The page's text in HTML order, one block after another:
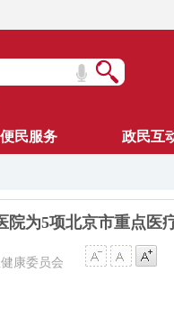
便民服务 政民互
为5项北京市重点医
康委员会